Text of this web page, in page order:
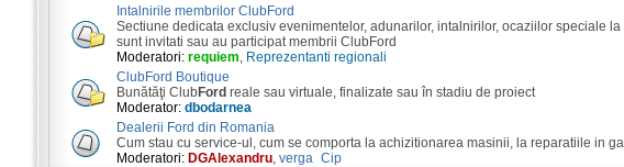
Intalnirile membrilor ClubFord
Sectiune dedicata exclusiv evenimentelor, adunarilor, intalnirilor, ocaziilor speciale la
sunt invitati sau au participat membrii ClubFord
Moderatori: requiem, Reprezentanti regionali
ClubFord Boutique
Bunătăţi ClubFord reale sau virtuale, finalizate sau în stadiu de proiect
Moderator: dbodarnea
Dealerii Ford din Romania
Cum stau cu service-ul, cum se comporta la achizitionarea masinii, la reparatiile in
Moderatori: DGAlexandru, verga_Cip